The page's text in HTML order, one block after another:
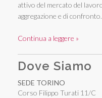
attivo del mercato del
aggregazione e di confronto.
Continua a leggere »
Dove Siamo
SEDE TORINO
Corso Filippo Turati 11/C